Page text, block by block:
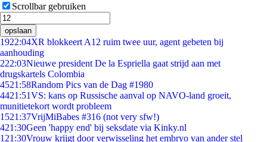
Scrollbar gebruiken
opslaan
1922:04XR blokkeert A12 ruim twee uur, agent gebeten bij
aanhouding
222:03Nieuwe president De la Espriella gaat strijd aan met
drugskartels Colombia
4521:58Random Pics van de Dag #1980
4421:51VS: kans op Russische aanval op NAVO-land groeit,
munitietekort wordt probleem
1521:37VrijMiBabes #316 (not very sfw!)
421:30Geen 'happy end' bij seksdate via Kinky.nl
1 21:30Vrouw krijgt door verwisseling het embryo van ander stel